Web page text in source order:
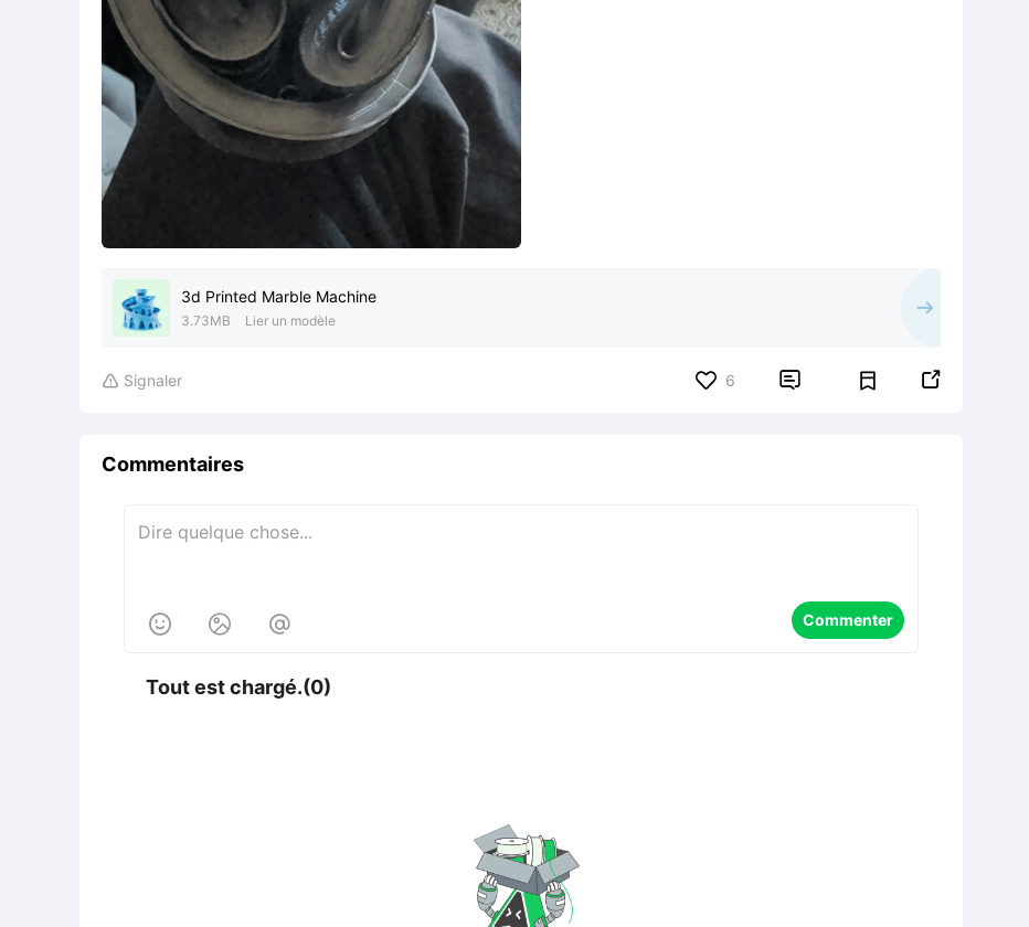
3d Printed Marble Machine
3.73MB Lier un modèle
 Signaler 6  
Commentaires
   Commenter
Tout est chargé.(0)